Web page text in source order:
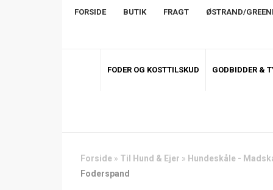
FORSIDE BUTIK FRAGT ØSTRAND/
FODER OG KOSTTILSKUD GODBIDDER &
Forside » Til Hund & Ejer » Hundeskåle -
Foderspand